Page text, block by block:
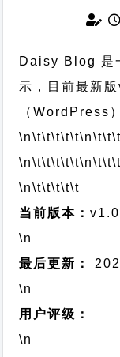
Daisy Blog 是
示，目前最新
（WordPress
\n\t\t\t\t\t
\n\t\t\t\t\t
\n\t\t\t\t\t
当前版本：
\n
最后更新：
\n
用户评级：
\n